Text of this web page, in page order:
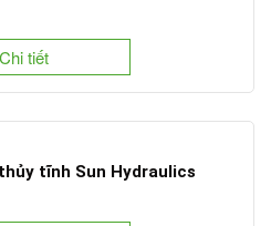
Chi tiết
tĩnh Sun Hydraulics